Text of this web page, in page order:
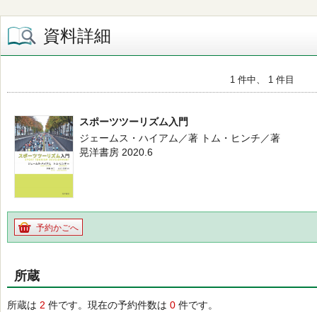
資料詳細
1 件中、 1 件目
スポーツツーリズム入門
ジェームス・ハイアム／著 トム・ヒンチ／著
晃洋書房 2020.6
予約かごへ
所蔵
所蔵は 2 件です。現在の予約件数は 0 件です。